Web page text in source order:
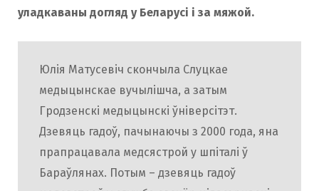
уладкаваны догляд у Беларусі і за мяжой.
Юлія Матусевіч скончыла Слуцкае
медыцынскае вучылішча, а затым
Гродзенскі медыцынскі ўніверсітэт.
Дзевяць гадоў, пачынаючы з 2000 года, яна
прапрацавала медсястрой у шпіталі ў
Бараўлянах. Потым – дзевяць гадоў